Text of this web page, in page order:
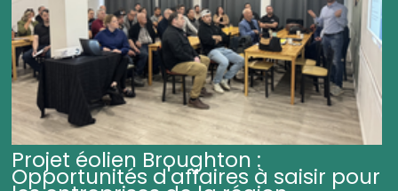
Projet éolien Broughton :
Opportunités d'affaires à saisir pour